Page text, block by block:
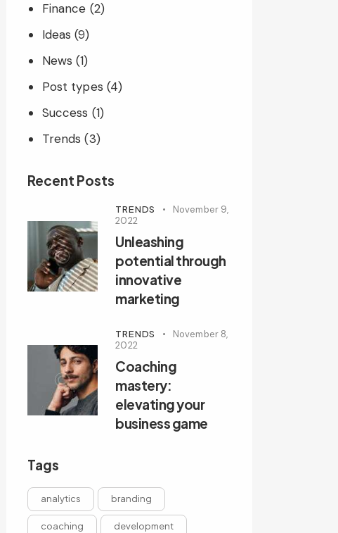
Finance (2)
Ideas (9)
News (1)
Post types (4)
Success (1)
Trends (3)
Recent Posts
TRENDS
November 9,
2022
Unleashing
potential through
innovative
marketing
TRENDS
November 8,
2022
Coaching
mastery:
elevating your
business game
Tags
analytics branding
coaching development